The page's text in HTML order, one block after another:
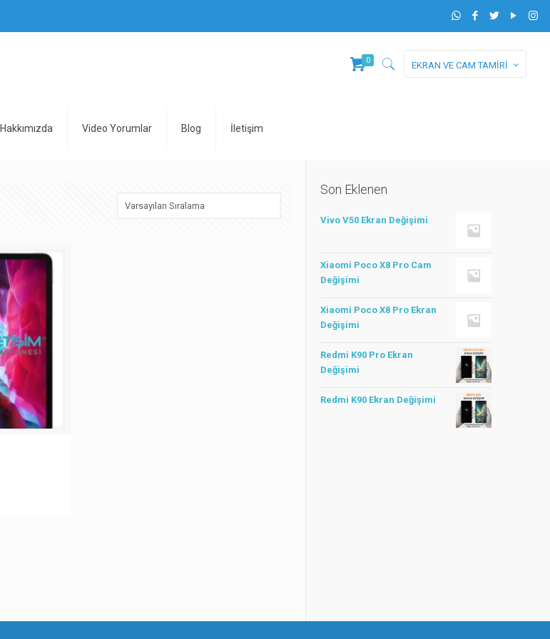
Hakkımızda Video Yorumlar Blog İletişim
0 EKRAN VE CAM TAMİRİ
Son Eklenen
Vivo V50 Ekran Değişimi
Xiaomi Poco X8 Pro Cam
Değişimi
Xiaomi Poco X8 Pro Ekran
Değişimi
Redmi K90 Pro Ekran
Değişimi
Redmi K90 Ekran Değişimi